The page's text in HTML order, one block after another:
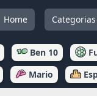
Home Categorias
Ben 10
Mario